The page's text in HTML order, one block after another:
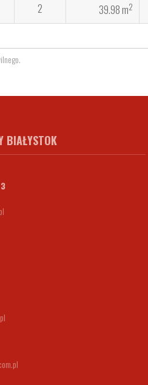
2 39.98 m2
BIAŁYSTOK